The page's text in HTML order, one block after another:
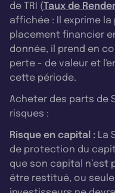
de TRI (Taux de
affichée : Il exprime
placement financier
donnée, il prend en
perte - de valeur et
cette période.
Acheter des parts de
risques :
Risque en capital : La
de protection du
que son capital n’est
être restitué, ou